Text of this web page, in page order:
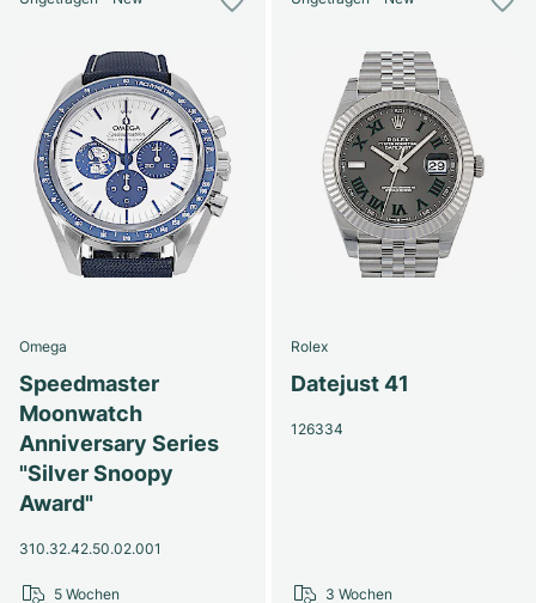
Omega
Speedmaster
Moonwatch
Anniversary Series
"Silver Snoopy
Award"
310.32.42.50.02.001
5 Wochen
Rolex
Datejust 41
126334
3 Wochen